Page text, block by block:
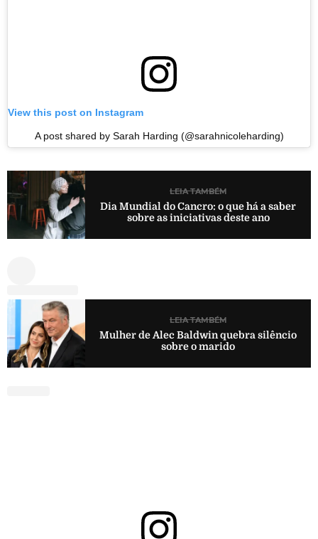
View this post on Instagram
A post shared by Sarah Harding (@sarahnicoleharding)
LEIA TAMBÉM
Dia Mundial do Cancro: o que há a saber
sobre as iniciativas deste ano
LEIA TAMBÉM
Mulher de Alec Baldwin quebra silêncio
sobre o marido